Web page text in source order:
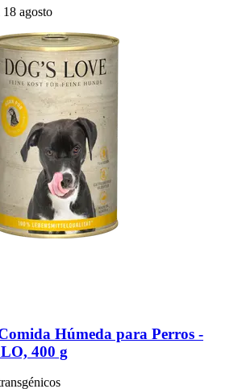
18 agosto
Húmeda para Perros -​
400 g